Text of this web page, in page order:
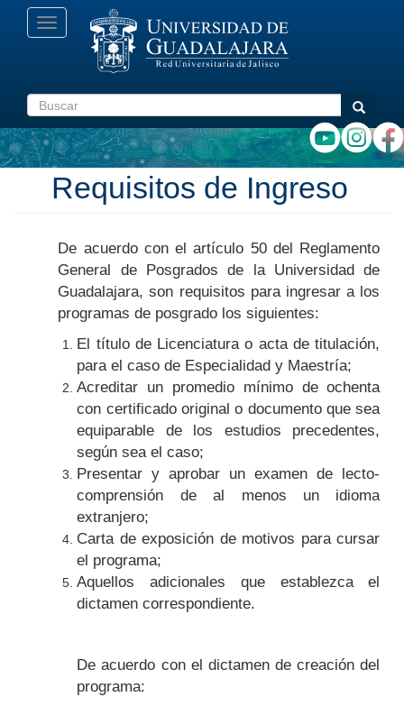
Pasar
Toggle
navigation
Buscar Buscar
Requisitos de Ingreso
De acuerdo con el artículo 50 del Reglamento
General de Posgrados de la Universidad de
Guadalajara, son requisitos para ingresar a los
programas de posgrado los siguientes:
El título de Licenciatura o acta de titulación,
para el caso de Especialidad y Maestría;
Acreditar un promedio mínimo de ochenta
con certificado original o documento que sea
equiparable de los estudios precedentes,
según sea el caso;
Presentar y aprobar un examen de lecto-
comprensión de al menos un idioma
extranjero;
Carta de exposición de motivos para cursar
el programa;
Aquellos adicionales que establezca el
dictamen correspondiente.
De acuerdo con el dictamen de creación del
programa: